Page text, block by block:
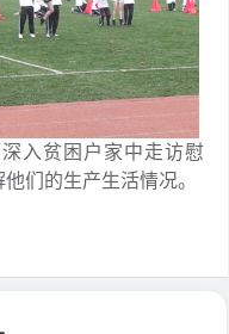
入贫困户家中走访慰
们的生产生活情况。